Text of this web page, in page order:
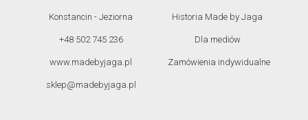
Konstancin - Jeziorna
+48 502 745 236
www.madebyjaga.pl
sklep@madebyjaga.pl
Historia Made by Jaga
Dla mediów
Zamówienia indywidualne